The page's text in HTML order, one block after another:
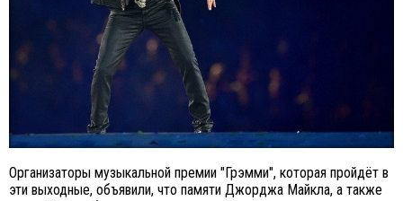
Организаторы музыкальной премии "Грэмми", которая пройдёт в
эти выходные, объявили, что памяти Джорджа Майкла, а также